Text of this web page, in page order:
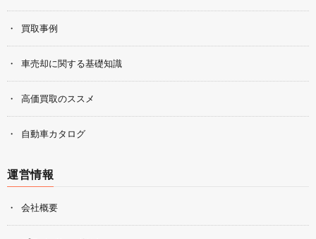
買取事例
車売却に関する基礎知識
高価買取のススメ
自動車カタログ
運営情報
会社概要